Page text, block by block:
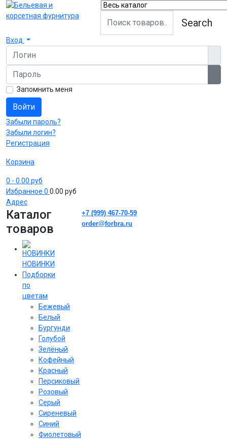
Search
Вход
Логин
Пароль
Запомнить меня
Войти
Забыли пароль?
Забыли логин?
Регистрация
Корзина
0 - 0.00 руб
Избранное 0 0.00 руб
Адрес
Каталог
товаров
НОВИНКИ
Подборки
по
цветам
Бежевый
Белый
Бургунди
Голубой
Зелёный
Кофейный
Красный
Персиковый
Розовый
Серый
Сиреневый
Cиний
Фиолетовый
+7 (999) 467-70-59
order@forbra.ru